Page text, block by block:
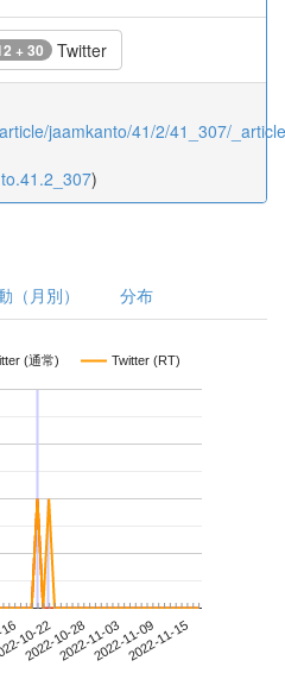
+ 30 Twitter
jaamkanto/41/2/41_307/
)
（月別） 分布
(通常) Twitter (RT)
10-22
2022-10-282022-11-032022-11-092022-11-15